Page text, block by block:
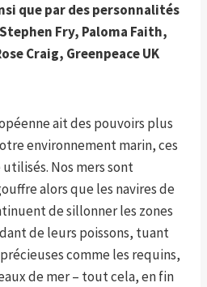
que par des personnalités
Fry, Paloma Faith,
Craig, Greenpeace UK
ait des pouvoirs plus
environnement marin, ces
Nos mers sont
alors que les navires de
de sillonner les zones
de leurs poissons, tuant
comme les requins,
de mer – tout cela, en fin